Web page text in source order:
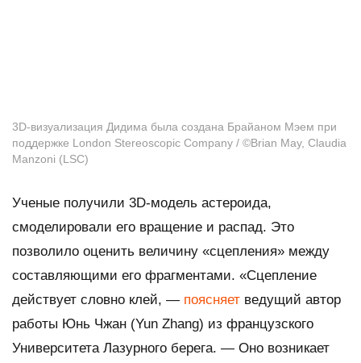
3D-визуализация Дидима была создана Брайаном Мэем при
поддержке London Stereoscopic Company / ©Brian May, Claudia
Manzoni (LSC)
Ученые получили 3D-модель астероида,
смоделировали его вращение и распад. Это
позволило оценить величину «сцепления» между
составляющими его фрагментами. «Сцепление
действует словно клей, — поясняет ведущий автор
работы Юнь Чжан (Yun Zhang) из французского
Университета Лазурного берега. — Оно возникает